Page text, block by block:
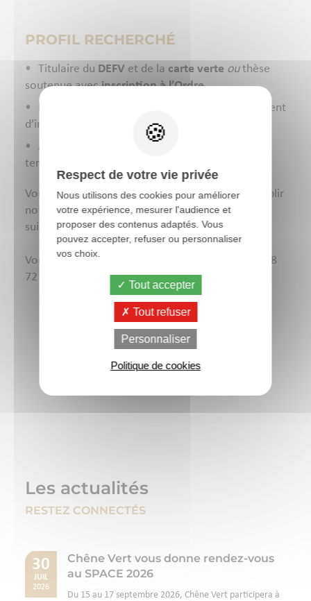
PROFIL RECHERCHÉ
Titulaire du DEFV et de la carte verte outhèse
soutenue avecinscription à l’Ordre,
Habilitation sanitaire
valide dans le département
d’intervention
Autonomie, rigueur et goût pour le travail de
terrain.
Vous êtes intéressé.e ? Alors n’hésitez pas à remplir
notre formulaire de candidature et à nous faire
suivre votre CV + lettre de motivation
Vous pouvez aussi nous appeler en direct au 06 08
72 84 60
Je postule
Les actualités
RESTEZ CONNECTÉS
30
JUIL
2026
Chêne Vert vous donne rendez-vous
au SPACE 2026
Du 15 au 17 septembre 2026, Chêne Vert participera à
Respect de votre vie privée
Nous utilisons des cookies pour améliorer
votre expérience, mesurer l'audience et
proposer des contenus adaptés. Vous
pouvez accepter, refuser ou personnaliser
vos choix.
Tout accepter
Tout refuser
Personnaliser
Politique de cookies